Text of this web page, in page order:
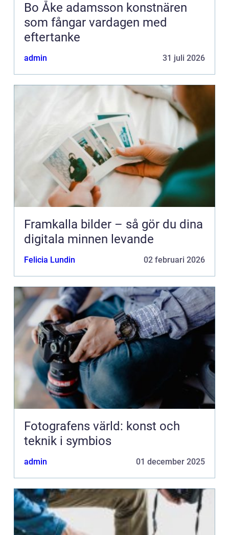
Bo Åke adamsson konstnären
som fångar vardagen med
eftertanke
admin 31 juli 2026
Framkalla bilder – så gör du dina
digitala minnen levande
Felicia Lundin 02 februari 2026
Fotografens värld: konst och
teknik i symbios
admin 01 december 2025